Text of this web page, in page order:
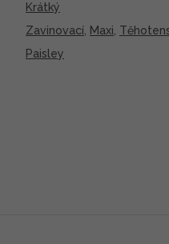
Krátký
Zavinovací Maxi
Paisley